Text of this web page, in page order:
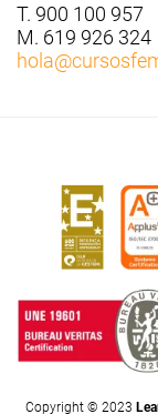
T. 900 100 957
M. 619 926 324
hola
Copyright © 2023